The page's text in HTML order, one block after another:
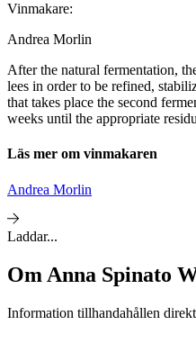
Vinmakare:
Andrea Morlin
After the natural fermentation,
lees in order to be refined,
that takes place the second
weeks until the appropriate
Läs mer om vinmakaren
Andrea Morlin
Laddar...
Om Anna Spinato
Information tillhandahållen